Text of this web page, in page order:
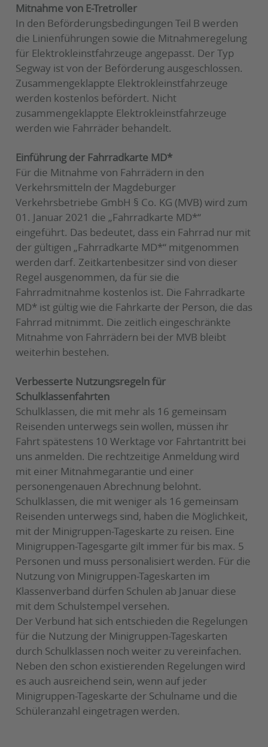
Mitnahme von E-Tretroller
In den Beförderungsbedingungen Teil B werden
die Linienführungen sowie die Mitnahmeregelung
für Elektrokleinstfahrzeuge angepasst. Der Typ
Segway ist von der Beförderung ausgeschlossen.
Zusammengeklappte Elektrokleinstfahrzeuge
werden kostenlos befördert. Nicht
zusammengeklappte Elektrokleinstfahrzeuge
werden wie Fahrräder behandelt.
Einführung der Fahrradkarte MD*
Für die Mitnahme von Fahrrädern in den
Verkehrsmitteln der Magdeburger
Verkehrsbetriebe GmbH § Co. KG (MVB) wird zum
01. Januar 2021 die „Fahrradkarte MD*“
eingeführt. Das bedeutet, dass ein Fahrrad nur mit
der gültigen „Fahrradkarte MD*“ mitgenommen
werden darf. Zeitkartenbesitzer sind von dieser
Regel ausgenommen, da für sie die
Fahrradmitnahme kostenlos ist. Die Fahrradkarte
MD* ist gültig wie die Fahrkarte der Person, die das
Fahrrad mitnimmt. Die zeitlich eingeschränkte
Mitnahme von Fahrrädern bei der MVB bleibt
weiterhin bestehen.
Verbesserte Nutzungsregeln für
Schulklassenfahrten
Schulklassen, die mit mehr als 16 gemeinsam
Reisenden unterwegs sein wollen, müssen ihr
Fahrt spätestens 10 Werktage vor Fahrtantritt bei
uns anmelden. Die rechtzeitige Anmeldung wird
mit einer Mitnahmegarantie und einer
personengenauen Abrechnung belohnt.
Schulklassen, die mit weniger als 16 gemeinsam
Reisenden unterwegs sind, haben die Möglichkeit,
mit der Minigruppen-Tageskarte zu reisen. Eine
Minigruppen-Tagesgarte gilt immer für bis max. 5
Personen und muss personalisiert werden. Für die
Nutzung von Minigruppen-Tageskarten im
Klassenverband dürfen Schulen ab Januar diese
mit dem Schulstempel versehen.
Der Verbund hat sich entschieden die Regelungen
für die Nutzung der Minigruppen-Tageskarten
durch Schulklassen noch weiter zu vereinfachen.
Neben den schon existierenden Regelungen wird
es auch ausreichend sein, wenn auf jeder
Minigruppen-Tageskarte der Schulname und die
Schüleranzahl eingetragen werden.